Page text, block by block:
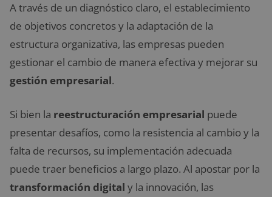
A través de un diagnóstico claro, el establecimiento
de objetivos concretos y la adaptación de la
estructura organizativa, las empresas pueden
gestionar el cambio de manera efectiva y mejorar su
gestión empresarial.
Si bien la reestructuración empresarial puede
presentar desafíos, como la resistencia al cambio y la
falta de recursos, su implementación adecuada
puede traer beneficios a largo plazo. Al apostar por la
transformación digital y la innovación, las